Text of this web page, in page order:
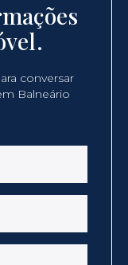
conversar
Balneário